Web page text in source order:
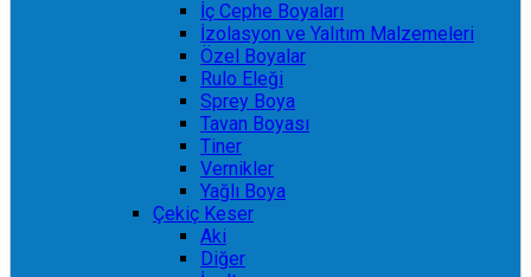
İç Cephe Boyaları
İzolasyon ve Yalıtım Malzemeleri
Özel Boyalar
Rulo Eleği
Sprey Boya
Tavan Boyası
Tiner
Vernikler
Yağlı Boya
Çekiç Keser
Aki
Diğer